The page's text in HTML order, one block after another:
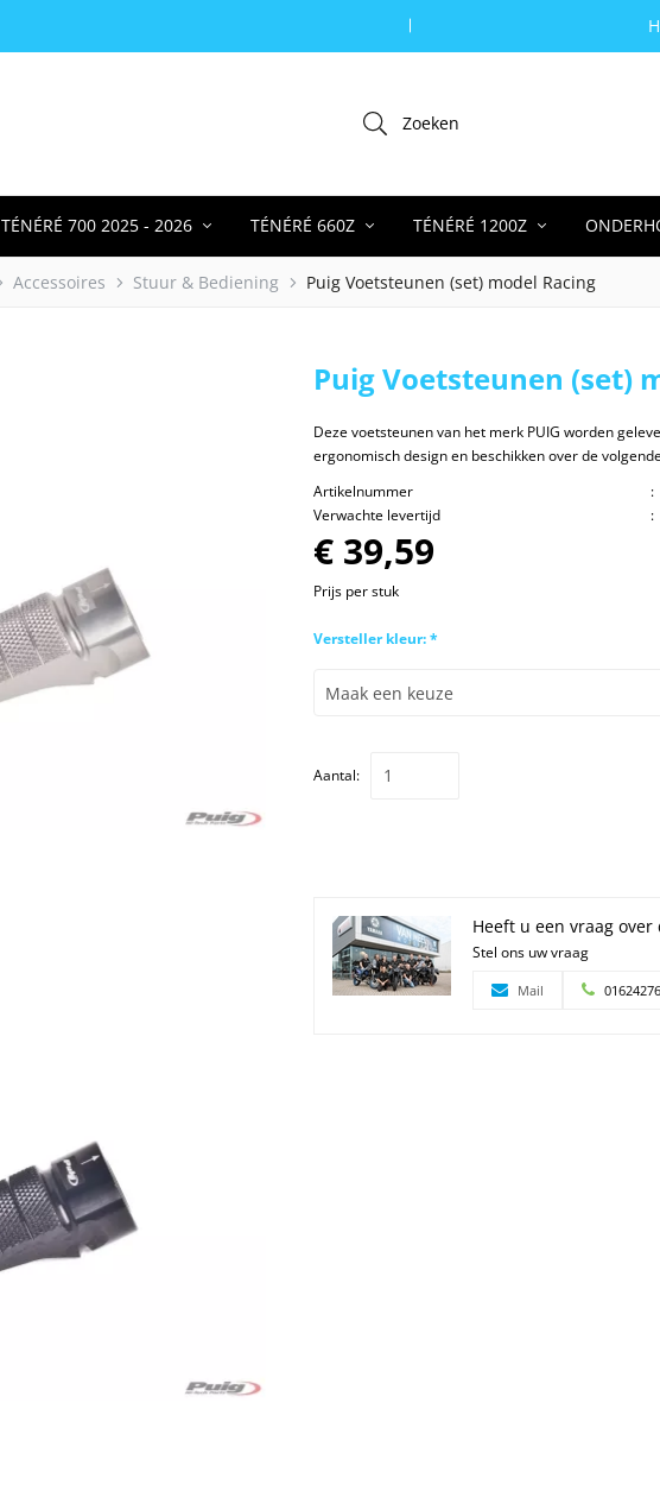
Online veilig en snel betalen
Zoeken
TÉNÉRÉ 700 2025 - 2026 TÉNÉRÉ 660Z TÉNÉRÉ 1200Z
Accessoires Stuur & Bediening Puig Voetsteunen (set) model Racing
Puig Voetsteunen (set)
Deze voetsteunen van het merk PUIG worden
ergonomisch design en beschikken over de
Artikelnummer
:
Verwachte levertijd
:
€ 39,59
Prijs per stuk
Versteller kleur: *
Aantal:
Heeft u een vraag
Stel ons uw vraag
Mail